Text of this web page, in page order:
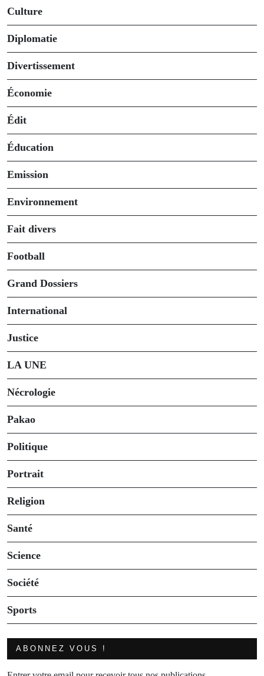
Culture
Diplomatie
Divertissement
Économie
Édit
Éducation
Emission
Environnement
Fait divers
Football
Grand Dossiers
International
Justice
LA UNE
Nécrologie
Pakao
Politique
Portrait
Religion
Santé
Science
Société
Sports
ABONNEZ VOUS !